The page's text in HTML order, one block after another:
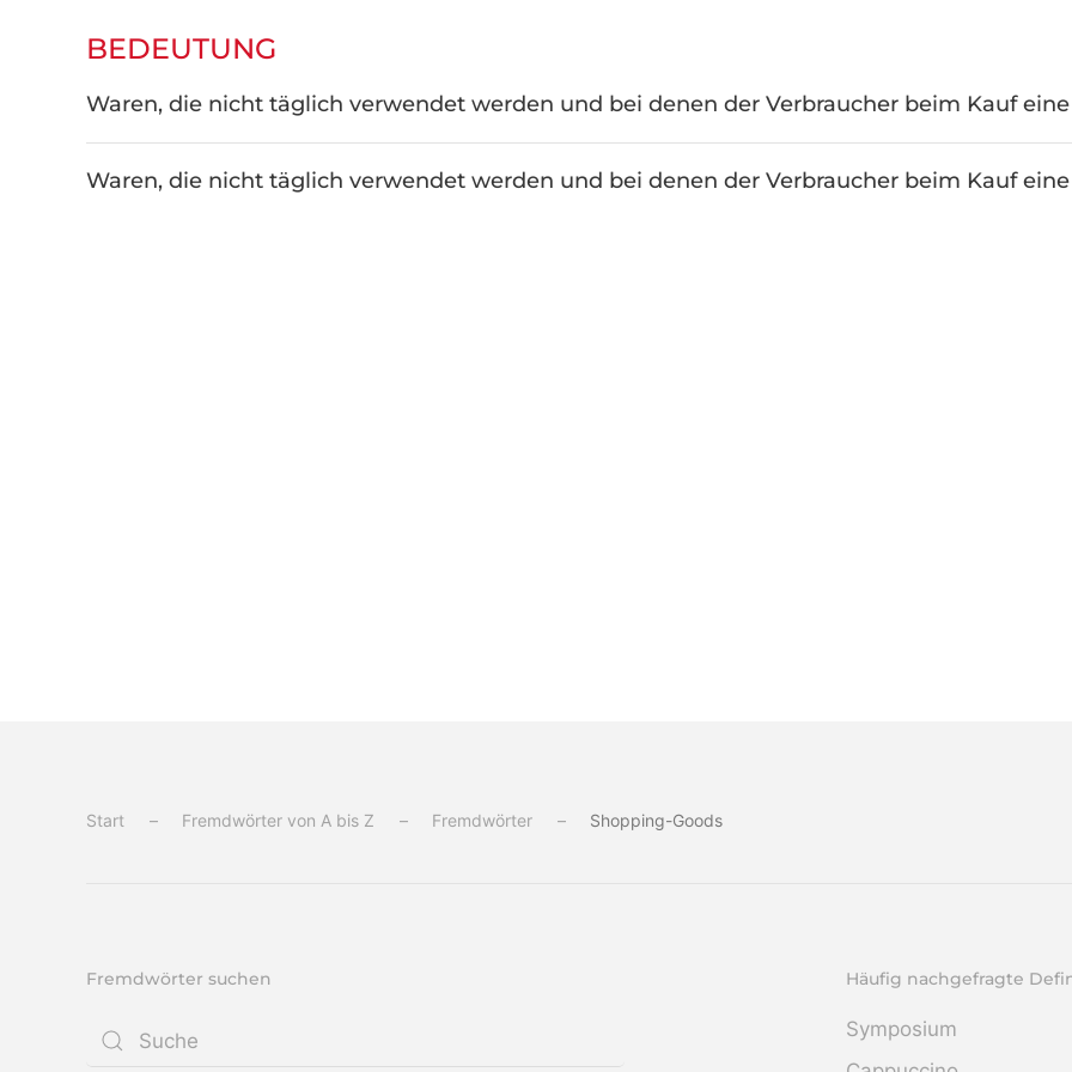
BEDEUTUNG
Waren, die nicht täglich verwendet werden und bei denen der Verbraucher beim Kauf
Waren, die nicht täglich verwendet werden und bei denen der Verbraucher beim Kauf
Start Fremdwörter von A bis Z Fremdwörter Shop­ping-Goods
Fremdwörter suchen Häufig nachgefragte
Symposium